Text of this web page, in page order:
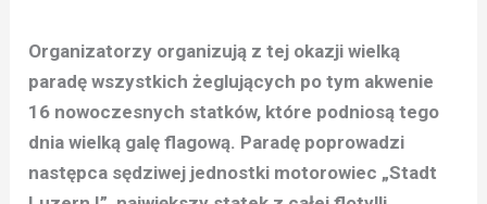
Organizatorzy organizują z tej okazji wielką
paradę wszystkich żeglujących po tym akwenie
16 nowoczesnych statków, które podniosą tego
dnia wielką galę flagową. Paradę poprowadzi
następca sędziwej jednostki motorowiec „Stadt